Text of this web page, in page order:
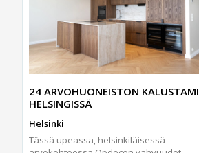
24 ARVOHUONEISTON
HELSINGISSÄ
Helsinki
Tässä upeassa, helsinkiläisessä